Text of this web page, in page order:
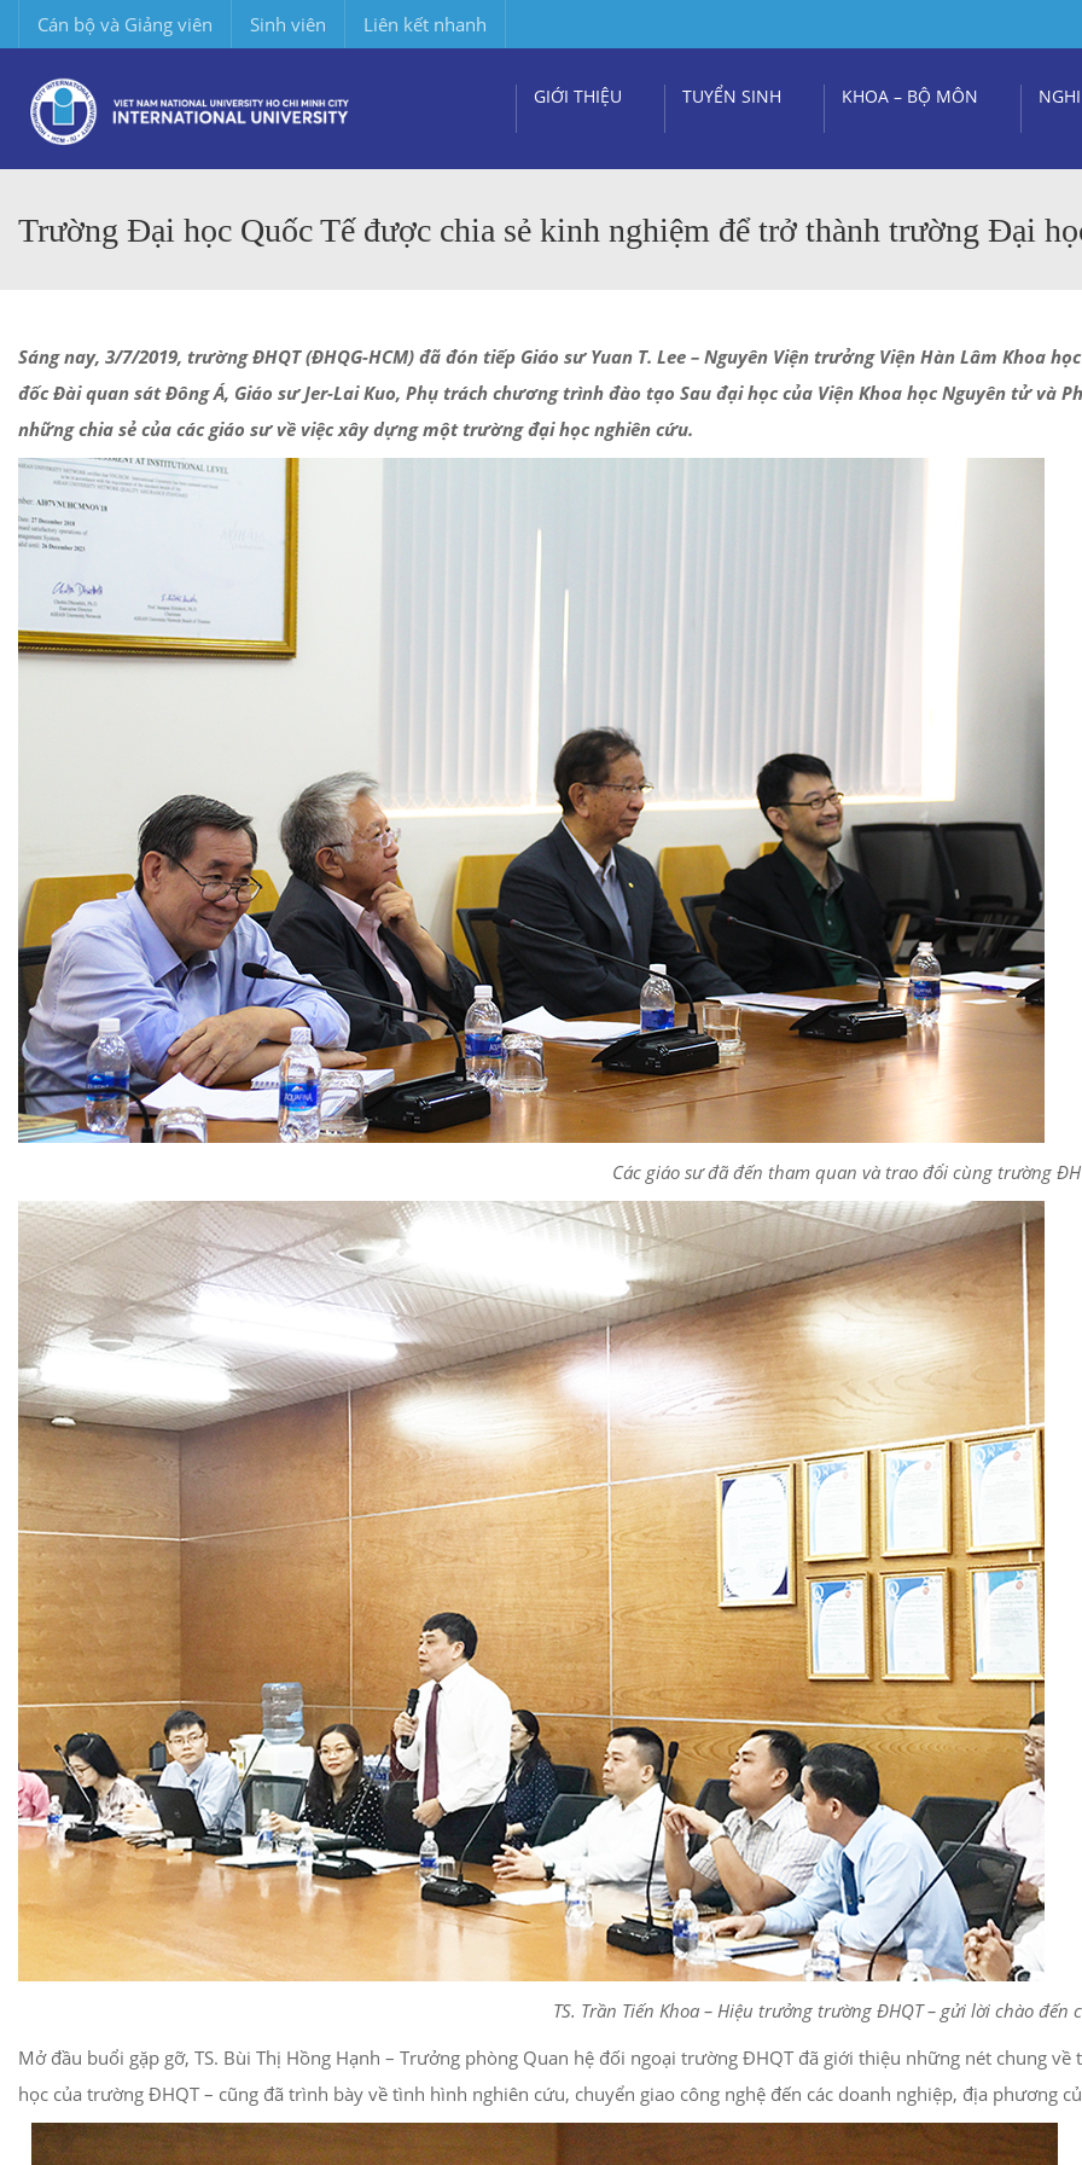
Cán bộ và Giảng viên Sinh viên Liên kết nhanh
GIỚI THIỆU TUYỂN SINH KHOA – BỘ MÔN
Trường Đại học Quốc Tế được chia sẻ kinh nghiệm để trở thành trường Đại
Sáng nay, 3/7/2019, trường ĐHQT (ĐHQG-HCM) đã đón tiếp Giáo sư Yuan T. Lee – Nguyên Viện trưởng Viện Hàn Lâm Khoa
đốc Đài quan sát Đông Á, Giáo sư Jer-Lai Kuo, Phụ trách chương trình đào tạo Sau đại học của Viện Khoa học Nguyên tử và
những chia sẻ của các giáo sư về việc xây dựng một trường đại học nghiên cứu.
Các giáo sư đã đến tham quan và trao đổi cùng trường
TS. Trần Tiến Khoa – Hiệu trưởng trường ĐHQT – gửi lời chào đến
Mở đầu buổi gặp gỡ, TS. Bùi Thị Hồng Hạnh – Trưởng phòng Quan hệ đối ngoại trường ĐHQT đã giới thiệu những nét chung
học của trường ĐHQT – cũng đã trình bày về tình hình nghiên cứu, chuyển giao công nghệ đến các doanh nghiệp, địa phương